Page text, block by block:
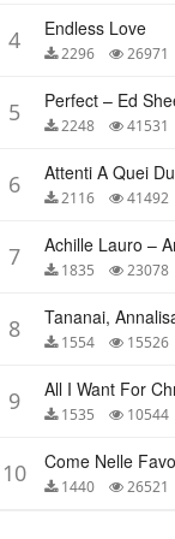
4 Endless Love
2296 26971
5 Perfect – Ed
2248 41531
6 Attenti A Quei
2116 41492
7 1835 23078
8 1554 15526
9 1535 10544
10 1440 26521